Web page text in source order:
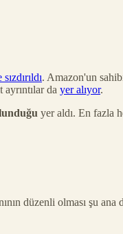
. Amazon'un
ayrıntılar da yer alıyor.
yer aldı. En fazla
düzenli olması şu